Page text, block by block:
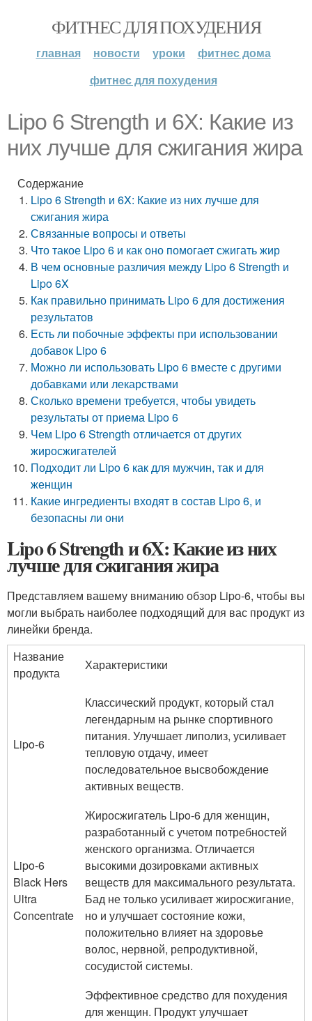
ФИТНЕС ДЛЯ ПОХУДЕНИЯ
главная новости уроки
фитнес дома
фитнес для похудения
Lipo 6 Strength и 6X: Какие из
них лучше для сжигания жира
Содержание
Lipo 6 Strength и 6X: Какие из них лучше для
сжигания жира
Связанные вопросы и ответы
Что такое Lipo 6 и как оно помогает сжигать жир
В чем основные различия между Lipo 6 Strength и
Lipo 6X
Как правильно принимать Lipo 6 для достижения
результатов
Есть ли побочные эффекты при использовании
добавок Lipo 6
Можно ли использовать Lipo 6 вместе с другими
добавками или лекарствами
Сколько времени требуется, чтобы увидеть
результаты от приема Lipo 6
Чем Lipo 6 Strength отличается от других
жиросжигателей
Подходит ли Lipo 6 как для мужчин, так и для
женщин
Какие ингредиенты входят в состав Lipo 6, и
безопасны ли они
Lipo 6 Strength и 6X: Какие из них
лучше для сжигания жира
Представляем вашему вниманию обзор Lipo-6, чтобы вы
могли выбрать наиболее подходящий для вас продукт из
линейки бренда.
Название
продукта
Характеристики
Lipo-6
Классический продукт, который стал
легендарным на рынке спортивного
питания. Улучшает липолиз, усиливает
тепловую отдачу, имеет
последовательное высвобождение
активных веществ.
Lipo-6
Black Hers
Ultra
Concentrate
Жиросжигатель Lipo-6 для женщин,
разработанный с учетом потребностей
женского организма. Отличается
высокими дозировками активных
веществ для максимального результата.
Бад не только усиливает жиросжигание,
но и улучшает состояние кожи,
положительно влияет на здоровье
волос, нервной, репродуктивной,
сосудистой системы.
Эффективное средство для похудения
для женщин. Продукт улучшает